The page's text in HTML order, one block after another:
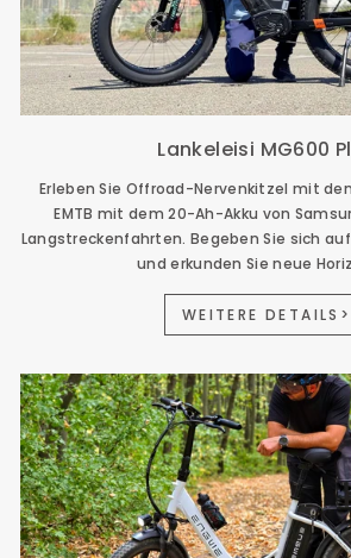
Lankeleisi MG600
Erleben Sie Offroad-Nervenkitzel mit
EMTB mit dem 20-Ah-Akku von
Langstreckenfahrten. Begeben Sie sich
und erkunden Sie neue
WEITERE DETAILS>